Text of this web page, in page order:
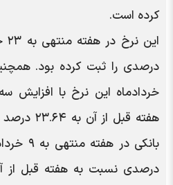
کرده است.
خردادماه این نرخ با
هفته قبل
بانکی